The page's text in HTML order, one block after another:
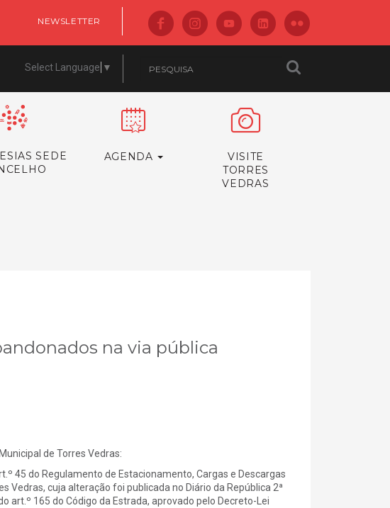
NEWSLETTER
Select Language ▼
SEDE
AGENDA
VISITE
TORRES
VEDRAS
na via pública
de Torres Vedras:
45 do Regulamento de Estacionamento, Cargas e Descargas
Vedras, cuja alteração foi publicada no Diário da República 2ª
art.º 165 do Código da Estrada, aprovado pelo Decreto-Lei